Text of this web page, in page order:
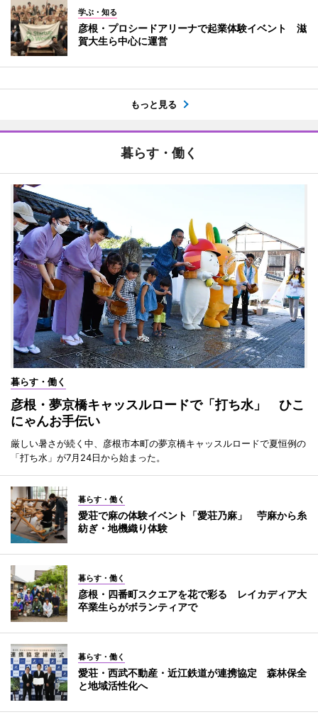
学ぶ・知る
彦根・プロシードアリーナで起業体験イベント 滋
賀大生ら中心に運営
もっと見る
暮らす・働く
暮らす・働く
彦根・夢京橋キャッスルロードで「打ち水」 ひこ
にゃんお手伝い
厳しい暑さが続く中、彦根市本町の夢京橋キャッスルロードで夏恒例の
「打ち水」が7月24日から始まった。
暮らす・働く
愛荘で麻の体験イベント「愛荘乃麻」 苧麻から糸
紡ぎ・地機織り体験
暮らす・働く
彦根・四番町スクエアを花で彩る レイカディア大
卒業生らがボランティアで
暮らす・働く
愛荘・西武不動産・近江鉄道が連携協定 森林保全
と地域活性化へ